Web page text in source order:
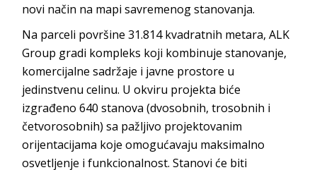
novi način na mapi savremenog stanovanja.
Na parceli površine 31.814 kvadratnih metara,ALK
Group gradi kompleks koji kombinuje stanovanje,
komercijalne sadržaje i javne prostore u
jedinstvenu celinu. U okviru projekta biće
izgrađeno 640 stanova (dvosobnih, trosobnih i
četvorosobnih) sa pažljivo projektovanim
orijentacijama koje omogućavaju maksimalno
osvetljenje i funkcionalnost. Stanovi će biti